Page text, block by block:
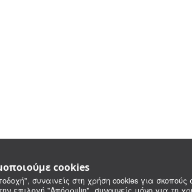
cookies
συναινείς στη χρήση cookies για σκοπούς